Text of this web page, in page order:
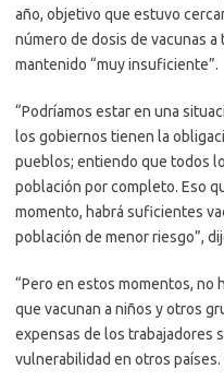
año, objetivo que estuvo
número de dosis de vacunas a
mantenido “muy insuficiente”.
“Podríamos estar en una
los gobiernos tienen la
pueblos; entiendo que todos
población por completo. Eso
momento, habrá suficientes
población de menor riesgo”,
“Pero en estos momentos, no
que vacunan a niños y otros
expensas de los trabajadores
vulnerabilidad en otros países.